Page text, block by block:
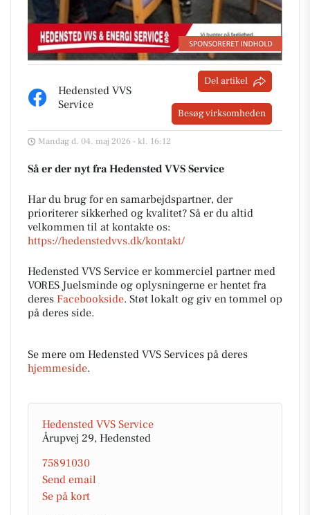
Hedensted VVS
Service
Del artikel
Besøg virksomheden
Mandag d. 04. maj 2026 - kl. 16:12
Så er der nyt fra Hedensted VVS Service
Har du brug for en samarbejdspartner, der
prioriterer sikkerhed og kvalitet? Så er du altid
velkommen til at kontakte os:
https://hedenstedvvs.dk/kontakt/
Hedensted VVS Service er kommerciel partner med
VORES Juelsminde og oplysningerne er hentet fra
deres Facebookside. Støt lokalt og giv en tommel op
på deres side.
Se mere om Hedensted VVS Services på deres
hjemmeside.
Hedensted VVS Service
Årupvej 29, Hedensted
75891030
Send email
Se på kort